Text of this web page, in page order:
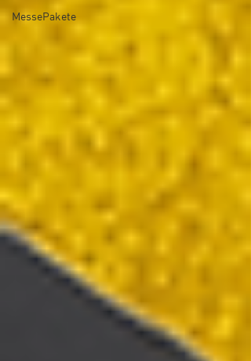
MessePakete